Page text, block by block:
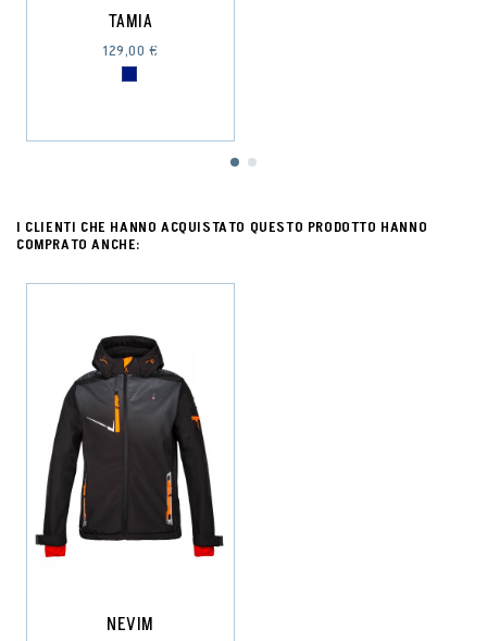
TAMIA
129,00 €
I CLIENTI CHE HANNO ACQUISTATO QUESTO PRODOTTO HANNO
COMPRATO ANCHE:
NEVIM